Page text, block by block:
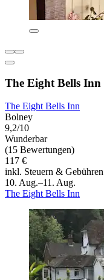
The Eight Bells Inn
The Eight Bells Inn
Bolney
9,2/10
Wunderbar
(15 Bewertungen)
117 €
inkl. Steuern & Gebühren
10. Aug.–11. Aug.
The Eight Bells Inn